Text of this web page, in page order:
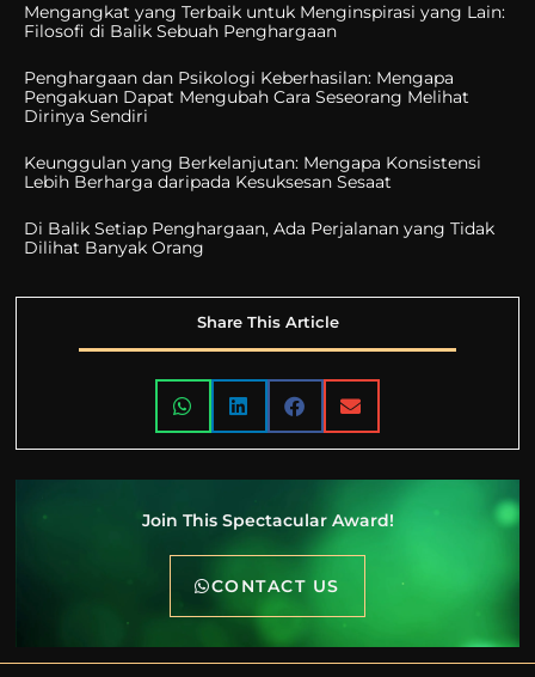
Mengangkat yang Terbaik untuk Menginspirasi yang Lain:
Filosofi di Balik Sebuah Penghargaan
Penghargaan dan Psikologi Keberhasilan: Mengapa
Pengakuan Dapat Mengubah Cara Seseorang Melihat
Dirinya Sendiri
Keunggulan yang Berkelanjutan: Mengapa Konsistensi
Lebih Berharga daripada Kesuksesan Sesaat
Di Balik Setiap Penghargaan, Ada Perjalanan yang Tidak
Dilihat Banyak Orang
Share This Article
Join This Spectacular Award!
CONTACT US